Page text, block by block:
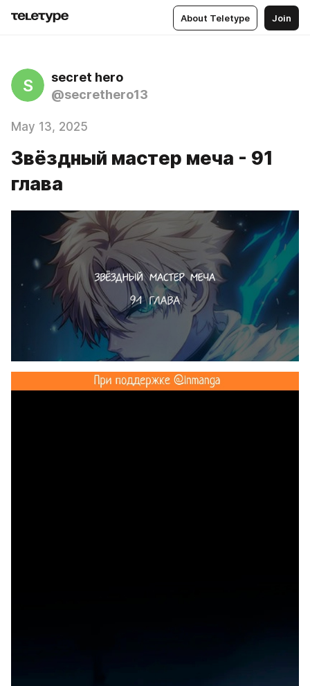
About Teletype Join
S
secret hero
@secrethero13
May 13, 2025
Звёздный мастер меча - 91
глава